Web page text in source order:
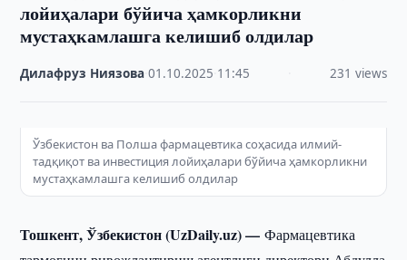
лойиҳалари бўйича ҳамкорликни
мустаҳкамлашга келишиб олдилар
Дилафруз Ниязова ·01.10.2025 11:45 231 views
Ўзбекистон ва Полша фармацевтика соҳасида илмий-
тадқиқот ва инвестиция лойиҳалари бўйича ҳамкорликни
мустаҳкамлашга келишиб олдилар
Тошкент, Ўзбекистон (UzDaily.uz) —Фармацевтика